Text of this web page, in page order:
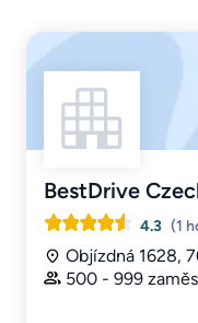
BestDrive
4.3 (1
Objízdná 1628,
500 - 999